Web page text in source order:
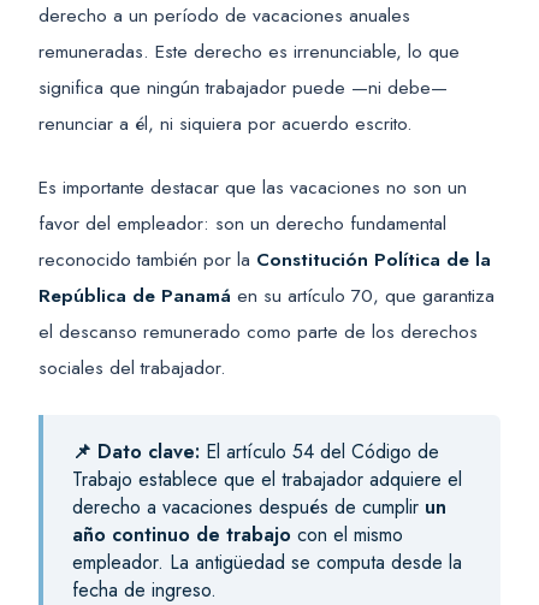
derecho a un período de vacaciones anuales
remuneradas. Este derecho es irrenunciable, lo que
significa que ningún trabajador puede —ni debe—
renunciar a él, ni siquiera por acuerdo escrito.
Es importante destacar que las vacaciones no son un
favor del empleador: son un derecho fundamental
reconocido también por la Constitución Política de la
República de Panamá en su artículo 70, que garantiza
el descanso remunerado como parte de los derechos
sociales del trabajador.
📌 Dato clave: El artículo 54 del Código de
Trabajo establece que el trabajador adquiere el
derecho a vacaciones después de cumplir un
año continuo de trabajo con el mismo
empleador. La antigüedad se computa desde la
fecha de ingreso.